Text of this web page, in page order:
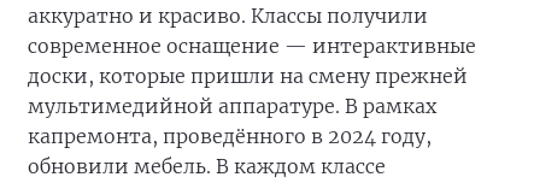
аккуратно и красиво. Классы получили
современное оснащение — интерактивные
доски, которые пришли на смену прежней
мультимедийной аппаратуре. В рамках
капремонта, проведённого в 2024 году,
обновили мебель. В каждом классе